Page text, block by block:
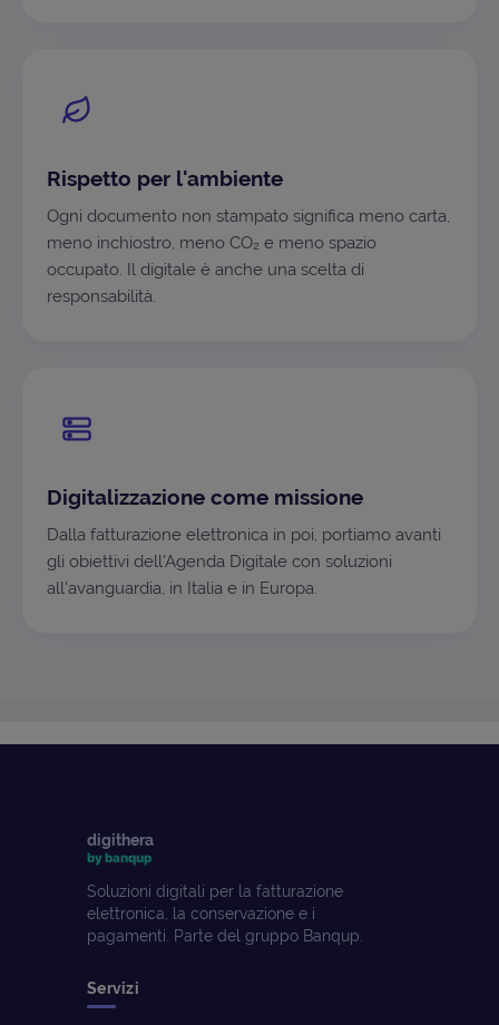
Rispetto per l'ambiente
Ogni documento non stampato significa meno carta,
meno inchiostro, meno CO₂ e meno spazio
occupato. Il digitale è anche una scelta di
responsabilità.
Digitalizzazione come missione
Dalla fatturazione elettronica in poi, portiamo avanti
gli obiettivi dell'Agenda Digitale con soluzioni
all'avanguardia, in Italia e in Europa.
digithera
by banqup
Soluzioni digitali per la fatturazione
elettronica, la conservazione e i
pagamenti. Parte del gruppo Banqup.
Servizi